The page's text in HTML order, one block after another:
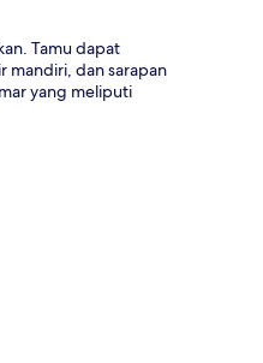
Tamu dapat
mandiri, dan sarapan
yang meliputi